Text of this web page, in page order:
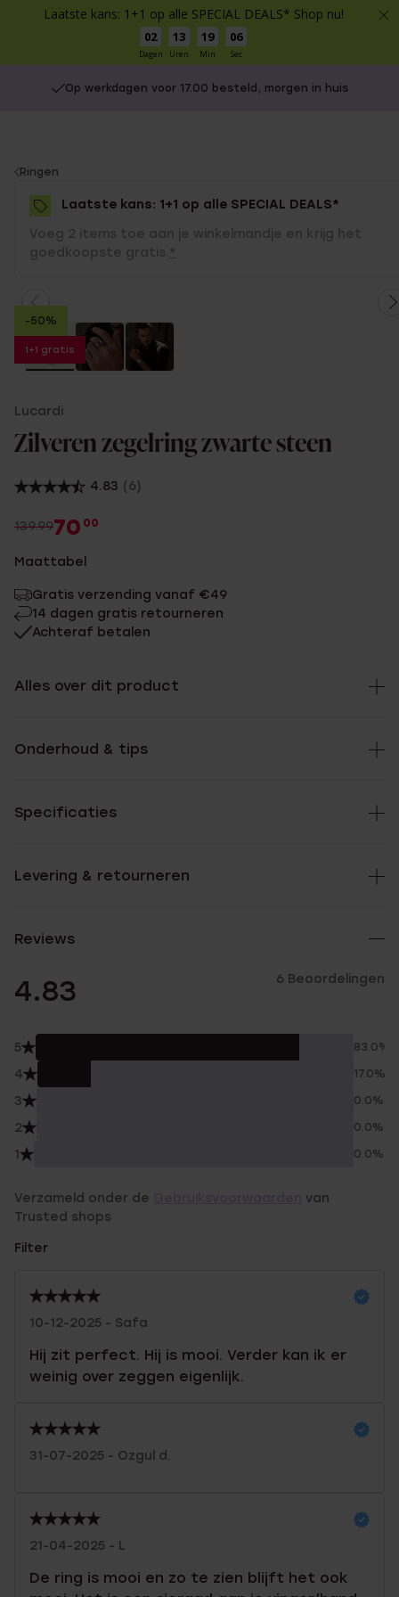
Laatste kans: 1+1 op alle SPECIAL DEALS* Shop nu!
02
Dagen
13
Uren
19
Min
06
Sec
Op werkdagen voor 17.00 besteld, morgen in huis
You
are
here:
Ringen
Laatste kans: 1+1 op alle SPECIAL DEALS*
Voeg 2 items toe aan je winkelmandje en krijg het
goedkoopste gratis. *
-50%
1+1 gratis
Lucardi
Zilveren zegelring zwarte steen
4.83 (6)
139.9970 00
Maattabel
Gratis verzending vanaf €49
14 dagen gratis retourneren
Achteraf betalen
Alles over dit product
Onderhoud & tips
Specificaties
Levering & retourneren
Reviews
4.83 6 Beoordelingen
5 83.0%
4 17.0%
3 0.0%
2 0.0%
1 0.0%
Verzameld onder de
van
Trusted shops
Filter
10-12-2025 - Safa
Hij zit perfect. Hij is mooi. Verder kan ik er
weinig over zeggen eigenlijk.
31-07-2025 - Ozgul d.
21-04-2025 - L
De ring is mooi en zo te zien blijft het ook